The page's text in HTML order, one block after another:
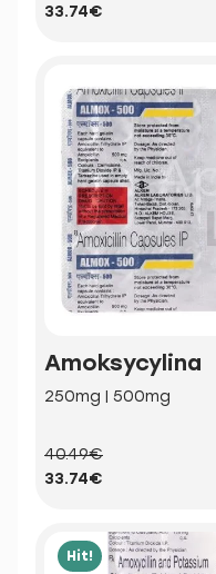
33.74€
Amoksycylina
250mg | 500mg
40.49€
33.74€
Hit!